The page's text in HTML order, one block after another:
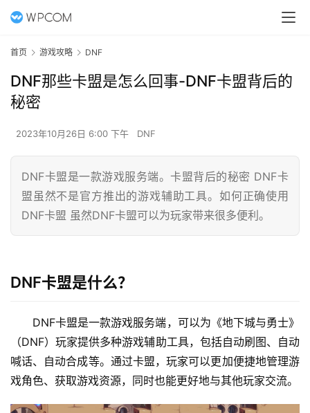
首页 游戏攻略 DNF
DNF那些卡盟是怎么回事-DNF卡盟背后的
秘密
2023年10月26日 6:00 下午 DNF
DNF卡盟是一款游戏服务端。卡盟背后的秘密 DNF卡
盟虽然不是官方推出的游戏辅助工具。如何正确使用
DNF卡盟 虽然DNF卡盟可以为玩家带来很多便利。
DNF卡盟是什么？
DNF卡盟是一款游戏服务端，可以为《地下城与勇士》
（DNF）玩家提供多种游戏辅助工具，包括自动刷图、自动
喊话、自动合成等。通过卡盟，玩家可以更加便捷地管理游
戏角色、获取游戏资源，同时也能更好地与其他玩家交流。